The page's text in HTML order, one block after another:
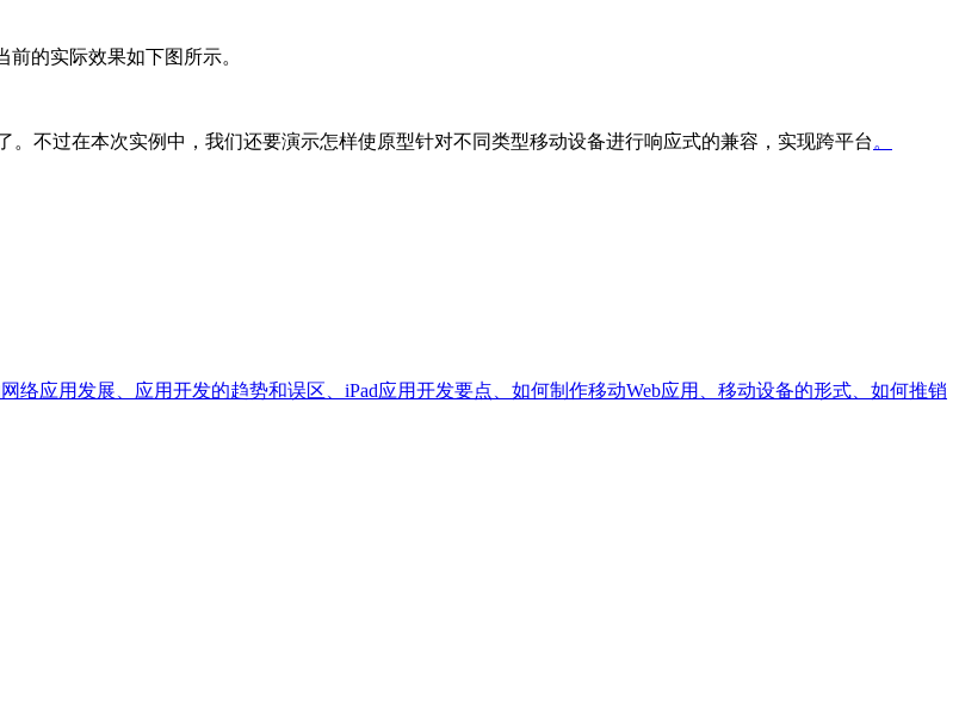
的实际效果如下图所示。
不过在本次实例中，我们还要演示怎样使原型针对不同类型移动设备进行响应式的兼容，实现跨平台 。
络应用发展、应用开发的趋势和误区、iPad应用开发要点、如何制作移动Web应用、移动设备的形式、如何推销